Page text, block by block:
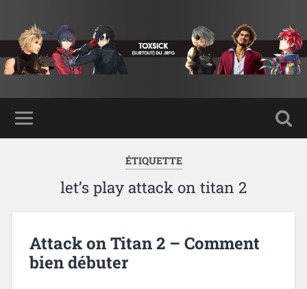
ÉTIQUETTE
let’s play attack on titan 2
Attack on Titan 2 – Comment
bien débuter